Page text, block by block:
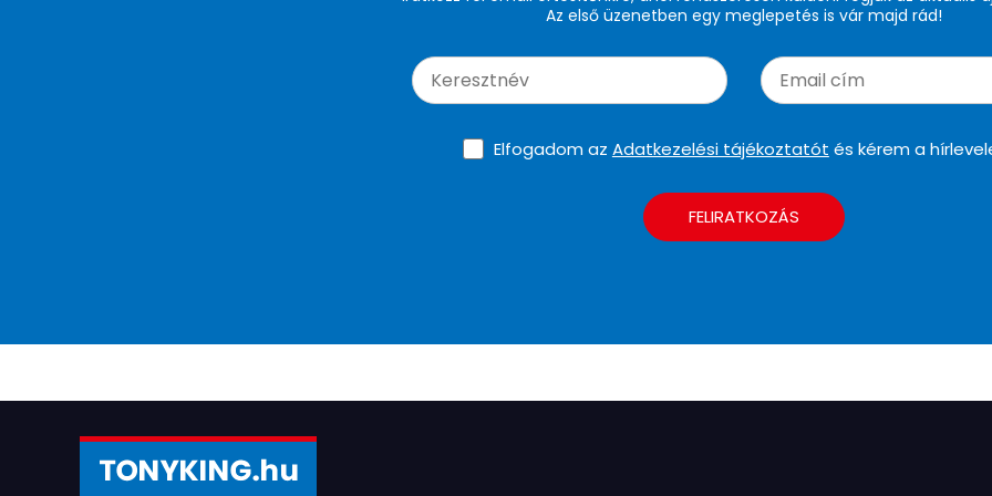
Az első üzenetben egy meglepetés is vár majd rád!
Elfogadom az Adatkezelési tájékoztatót és kérem a
FELIRATKOZÁS